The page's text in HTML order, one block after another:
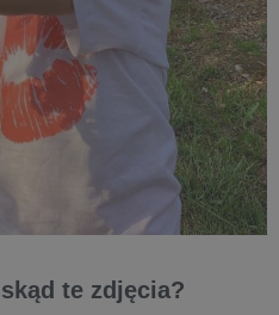
te zdjęcia?